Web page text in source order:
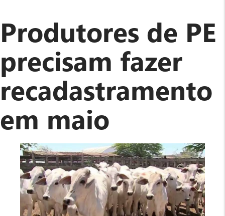
de
rural
Produtores de PE
precisam fazer
recadastramento
em maio